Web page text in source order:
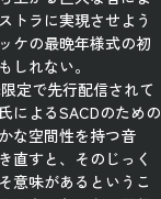
トラに実現させよう
ケの最晩年様式の初
しれない。
定で先行配信されて
によるSACDのための
な空間性を持つ音
直すと、そのじっく
意味があるというこ